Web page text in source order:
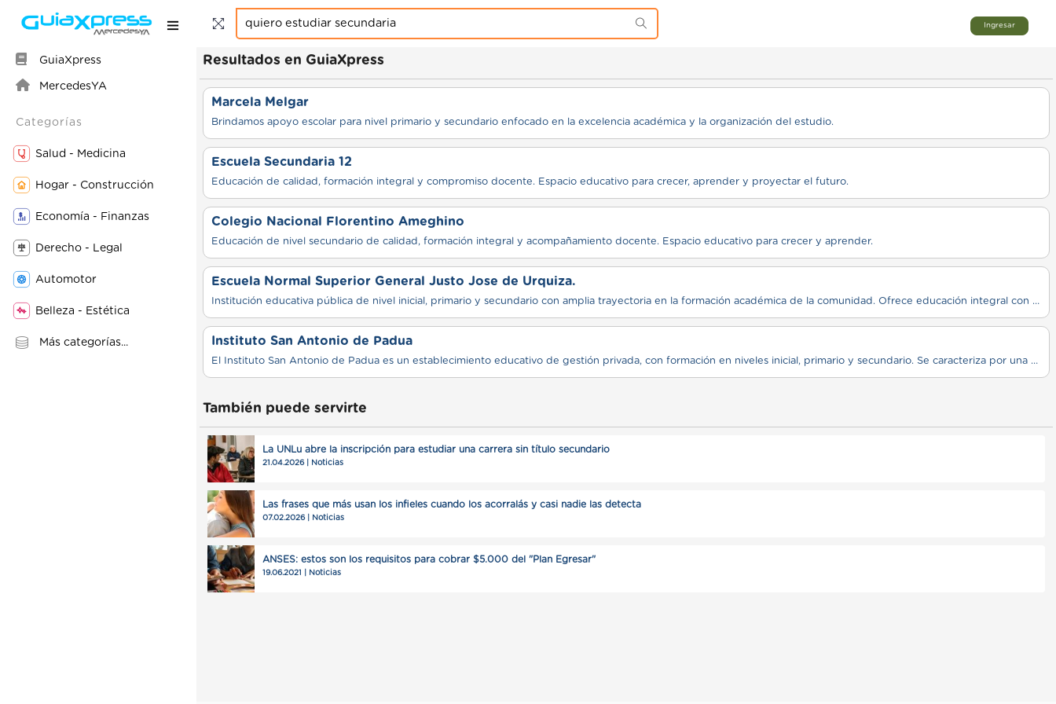
Ingresar
GuiaXpress
MercedesYA
Categorías
Salud - Medicina
Hogar - Construcción
Economía - Finanzas
Derecho - Legal
Automotor
Belleza - Estética
Más categorías...
Resultados en GuiaXpress
Marcela Melgar
Brindamos apoyo escolar para nivel primario y secundario enfocado en la excelencia académica y la organización del estudio.
Escuela Secundaria 12
Educación de calidad, formación integral y compromiso docente. Espacio educativo para crecer, aprender y proyectar el futuro.
Colegio Nacional Florentino Ameghino
Educación de nivel secundario de calidad, formación integral y acompañamiento docente. Espacio educativo para crecer y aprender.
Escuela Normal Superior General Justo Jose de Urquiza.
Institución educativa pública de nivel inicial, primario y secundario con amplia trayectoria en la formación académica de la comunidad. Ofrece educación integral con orientación pedagógica y compromiso con el desarrollo social y cultural de Mercedes. Cuenta con equipo docente estable y propuestas educativas consolidadas.
Instituto San Antonio de Padua
El Instituto San Antonio de Padua es un establecimiento educativo de gestión privada, con formación en niveles inicial, primario y secundario. Se caracteriza por una propuesta pedagógica integral, con orientación en valores, acompañamiento personalizado y actividades formativas complementarias.
También puede servirte
La UNLu abre la inscripción para estudiar una carrera sin título secundario
21.04.2026 | Noticias
Las frases que más usan los infieles cuando los acorralás y casi nadie las detecta
07.02.2026 | Noticias
ANSES: estos son los requisitos para cobrar $5.000 del "Plan Egresar"
19.06.2021 | Noticias